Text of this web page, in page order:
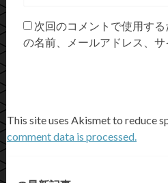
次回のコメントで使用す
の名前、メールアドレス、サ
This site uses Akismet to reduce
comment data is processed.